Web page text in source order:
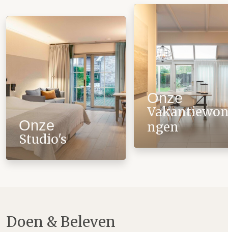
Studio's
Onze
Studio's
Vakantiewoningen
Onze
ngen
Doen & Beleven